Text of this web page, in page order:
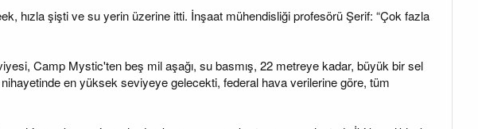
hızla şişti ve su yerin üzerine itti. İnşaat mühendisliği profesörü Şerif: “Çok fazla
Camp Mystic'ten beş mil aşağı, su basmış, 22 metreye kadar, büyük bir sel
en yüksek seviyeye gelecekti, federal hava verilerine göre, tüm